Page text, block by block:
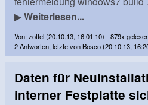
▶Weiterlesen...
Von: zottel (20.10.13, 16:01:10) - 879x
2 Antworten, letzte von Bosco (20.10.13,
Daten für
interner Festplatte